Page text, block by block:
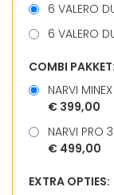
6 VALERO
6 VALERO
COMBI PAKKET:
NARVI
€ 399,00
NARVI PRO
€ 499,00
EXTRA OPTIES: